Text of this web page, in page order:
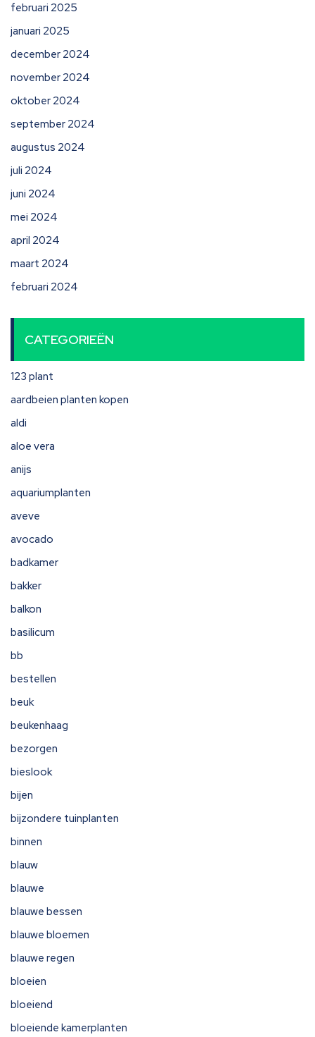
februari 2025
januari 2025
december 2024
november 2024
oktober 2024
september 2024
augustus 2024
juli 2024
juni 2024
mei 2024
april 2024
maart 2024
februari 2024
CATEGORIEËN
123 plant
aardbeien planten kopen
aldi
aloe vera
anijs
aquariumplanten
aveve
avocado
badkamer
bakker
balkon
basilicum
bb
bestellen
beuk
beukenhaag
bezorgen
bieslook
bijen
bijzondere tuinplanten
binnen
blauw
blauwe
blauwe bessen
blauwe bloemen
blauwe regen
bloeien
bloeiend
bloeiende kamerplanten